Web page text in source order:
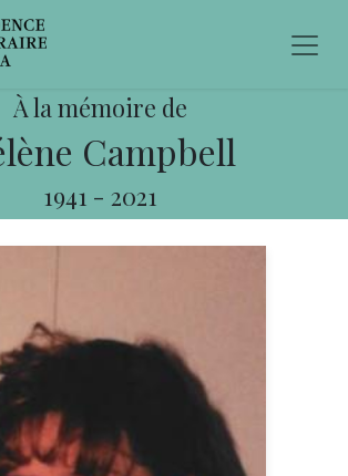
À la mémoire de
Campbell
1941 - 2021